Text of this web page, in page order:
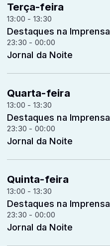
Terça-feira
13:00 - 13:30
Destaques na Imprensa
23:30 - 00:00
Jornal da Noite
Quarta-feira
13:00 - 13:30
Destaques na Imprensa
23:30 - 00:00
Jornal da Noite
Quinta-feira
13:00 - 13:30
Destaques na Imprensa
23:30 - 00:00
Jornal da Noite